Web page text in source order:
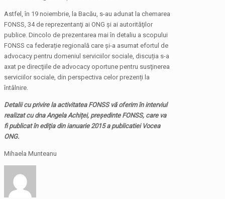
Astfel, în 19 noiembrie, la Bacău, s-au adunat la chemarea
FONSS, 34 de reprezentanţi ai ONG şi ai autorităţilor
publice. Dincolo de prezentarea mai în detaliu a scopului
FONSS ca federație regională care şi-a asumat efortul de
advocacy pentru domeniul serviciilor sociale, discuția s-a
axat pe direcţiile de advocacy oportune pentru susţinerea
serviciilor sociale, din perspectiva celor prezenți la
întâlnire.
Detalii cu privire la activitatea FONSS vă oferim în interviul
realizat cu dna Angela Achiței, președinte FONSS, care va
fi publicat în ediția din ianuarie 2015 a publicatiei Vocea
ONG.
Mihaela Munteanu